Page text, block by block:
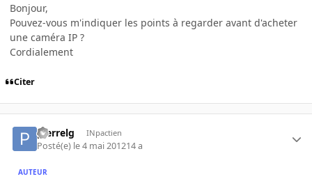
Bonjour,
Pouvez-vous m'indiquer les points à regarder avant d'acheter
une caméra IP ?
Cordialement
Citer
pierrelg INpactien
Posté(e) le 4 mai 201214 a
AUTEUR